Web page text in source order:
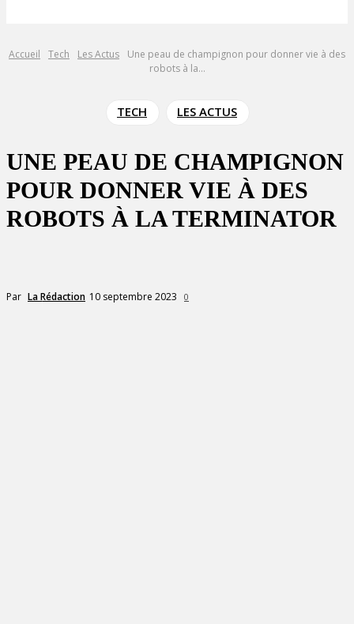
Accueil Tech Les Actus
Une peau de champignon pour donner vie à des
robots à la...
TECH LES ACTUS
UNE PEAU DE CHAMPIGNON
POUR DONNER VIE À DES
ROBOTS À LA TERMINATOR
Par La Rédaction 10 septembre 2023 0